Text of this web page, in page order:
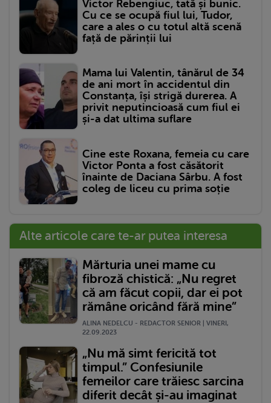
Victor Rebengiuc, tată și bunic.
Cu ce se ocupă fiul lui, Tudor,
care a ales o cu totul altă scenă
față de părinții lui
Mama lui Valentin, tânărul de 34
de ani mort în accidentul din
Constanța, își strigă durerea. A
privit neputincioasă cum fiul ei
și-a dat ultima suflare
Cine este Roxana, femeia cu care
Victor Ponta a fost căsătorit
înainte de Daciana Sârbu. A fost
coleg de liceu cu prima soție
Alte articole care te-ar putea interesa
Mărturia unei mame cu
fibroză chistică: „Nu regret
că am făcut copii, dar ei pot
rămâne oricând fără mine”
ALINA NEDELCU - REDACTOR SENIOR | VINERI,
22.09.2023
„Nu mă simt fericită tot
timpul.” Confesiunile
femeilor care trăiesc sarcina
diferit decât și-au imaginat